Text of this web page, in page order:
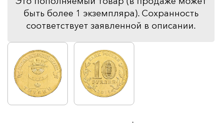
быть более 1 экземпляра). Сохранность
соответствует заявленной в описании.